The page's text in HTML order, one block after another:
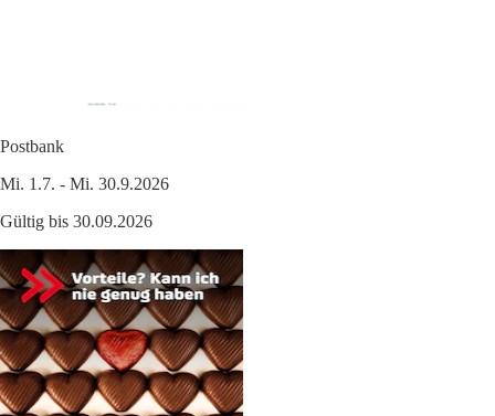
Postbank
Mi. 1.7. - Mi. 30.9.2026
Gültig bis 30.09.2026